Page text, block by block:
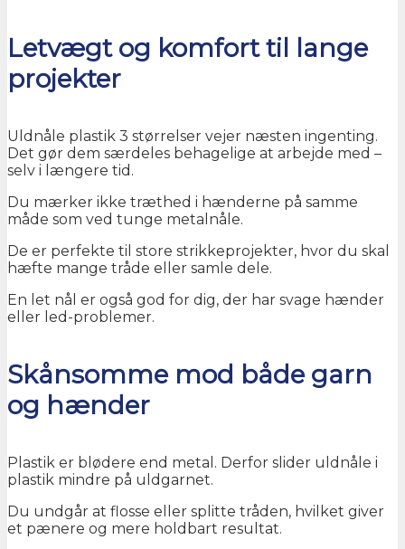
Letvægt og komfort til lange
projekter
Uldnåle plastik 3 størrelser vejer næsten ingenting.
Det gør dem særdeles behagelige at arbejde med –
selv i længere tid.
Du mærker ikke træthed i hænderne på samme
måde som ved tunge metalnåle.
De er perfekte til store strikkeprojekter, hvor du skal
hæfte mange tråde eller samle dele.
En let nål er også god for dig, der har svage hænder
eller led-problemer.
Skånsomme mod både garn
og hænder
Plastik er blødere end metal. Derfor slider uldnåle i
plastik mindre på uldgarnet.
Du undgår at flosse eller splitte tråden, hvilket giver
et pænere og mere holdbart resultat.